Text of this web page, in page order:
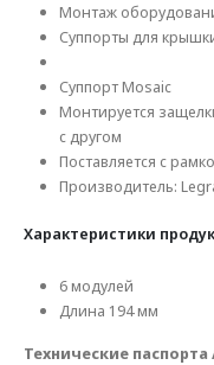
Монтаж
Суппорты для
Суппорт Mosaic
Монтируется
с другом
Поставляется с
Производитель:
Характеристики
6 модулей
Длина 194 мм
Технические